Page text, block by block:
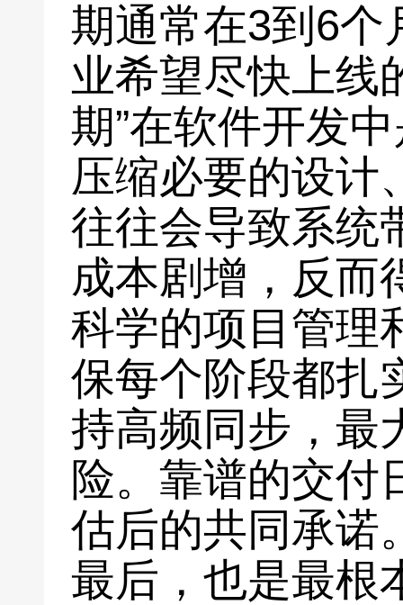
期通常在3到6个
业希望尽快上线
期”在软件开发
压缩必要的设计
往往会导致系统
成本剧增，反而
科学的项目管理
保每个阶段都扎
持高频同步，最
险。靠谱的交付
估后的共同承诺
最后，也是最根